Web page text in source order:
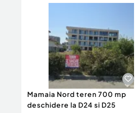
Mamaia Nord teren 700 mp
deschidere la D24 si D25